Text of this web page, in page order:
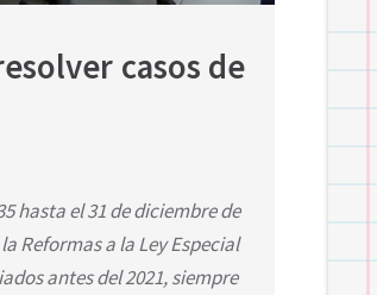
casos de
hasta el 31 de diciembre de
Reformas a la Ley Especial
antes del 2021, siempre